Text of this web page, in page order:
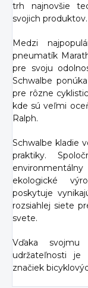
trh najnovšie
svojich produktov.
Medzi
pneumatík
pre svoju
Schwalbe
pre rôzne
kde sú veľmi
Ralph.
Schwalbe kladie
praktiky.
ekologické
poskytuje
rozsiahlej siete
svete.
Vďaka
udržateľnosti je
značiek